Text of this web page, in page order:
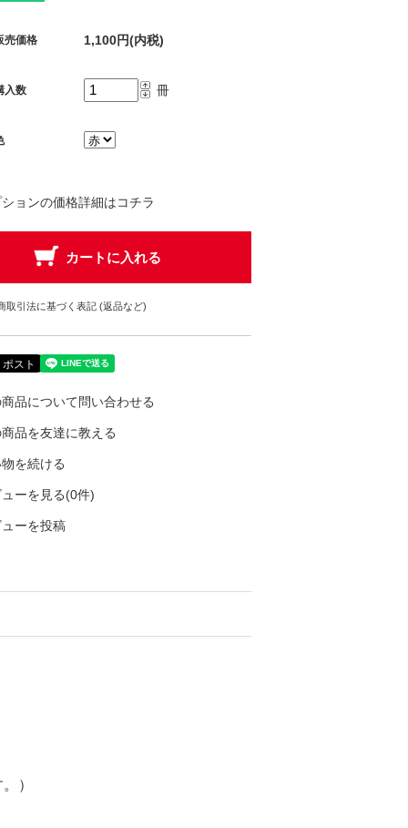
売価格 1,100円(内税)
入数 冊
ョンの価格詳細はコチラ
取引法に基づく表記 (返品など)
品について問い合わせる
品を友達に教える
を続ける
ーを見る(0件)
ーを投稿
）